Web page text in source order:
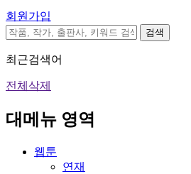
회원가입
검색
최근검색어
전체삭제
대메뉴 영역
웹툰
연재